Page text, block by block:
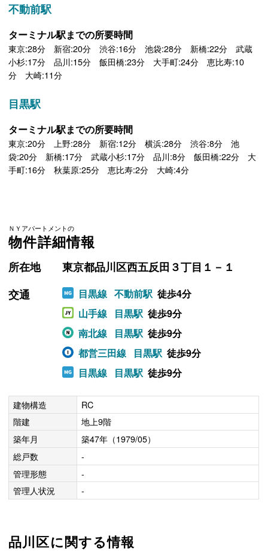
不動前駅
ターミナル駅までの所要時間
東京:28分 新宿:20分 渋谷:16分 池袋:28分 新橋:22分 武蔵
小杉:17分 品川:15分 飯田橋:23分 大手町:24分 恵比寿:10
分 大崎:11分
目黒駅
ターミナル駅までの所要時間
東京:20分 上野:28分 新宿:12分 横浜:28分 渋谷:8分 池
袋:20分 新橋:17分 武蔵小杉:17分 品川:8分 飯田橋:22分 大
手町:16分 秋葉原:25分 恵比寿:2分 大崎:4分
ＮＹアパートメントの
物件詳細情報
所在地
東京都品川区西五反田３丁目１－１
交通
目黒線 不動前駅 徒歩4分
山手線
目黒駅 徒歩9分
南北線
目黒駅 徒歩9分
都営三田線
目黒駅 徒歩9分
目黒線
目黒駅 徒歩9分
建物構造
RC
階建
地上9階
築年月
築47年（1979/05）
総戸数
-
管理形態
-
管理人状況
-
品川区に関する情報